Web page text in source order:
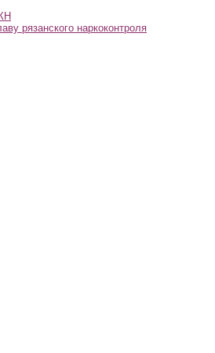
рязанского наркоконтроля